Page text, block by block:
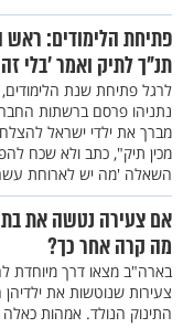
פתיחת הלימודים:
תנ"ך לתיק ואמר ’בלי
לרגל פתיחת שנת
נתניהו פרסם ברשתות
מברך את ילדי ישראל
מכין תיק", כתב ולא שכח
השאלה 'מה יש לארוחת
אם צעירה נטשה את
מה קרה אחר כך?
בארה"ב מצאו דרך מיוחדת
צעירות שנוטשות את
התינוק הנולד. אמהות כאלה